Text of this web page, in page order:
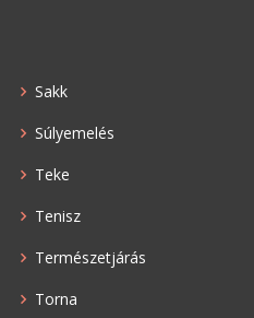
Sakk
Súlyemelés
Teke
Tenisz
Természetjárás
Torna